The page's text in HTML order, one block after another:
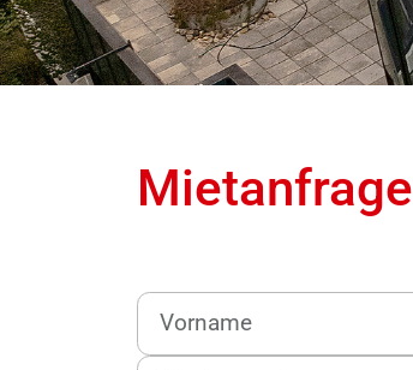
Mietanfrage
Vorname